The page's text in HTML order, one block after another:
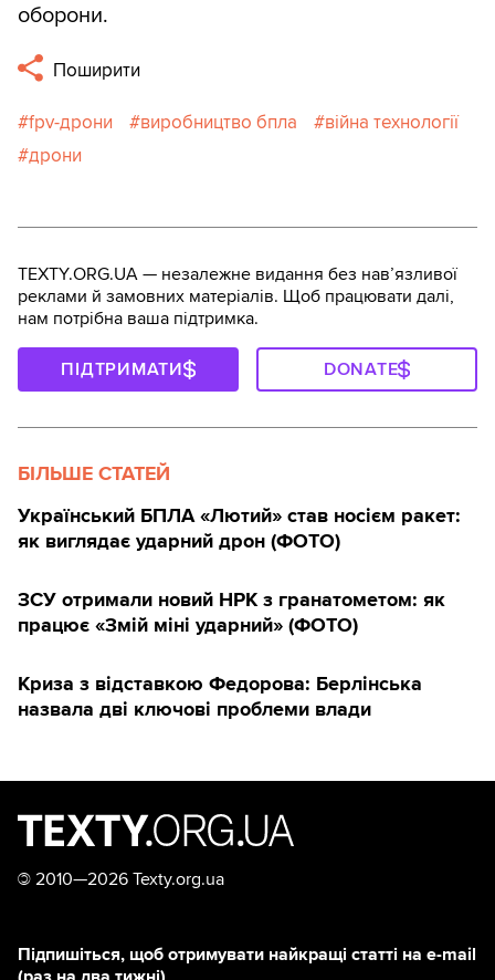
оборони.
Поширити
fpv-дрони виробництво бпла
війна технології
дрони
TEXTY.ORG.UA — незалежне видання без навʼязливої
реклами й замовних матеріалів. Щоб працювати далі,
нам потрібна ваша підтримка.
ПІДТРИМАТИ DONATE
БІЛЬШЕ СТАТЕЙ
Український БПЛА «Лютий» став носієм ракет:
як виглядає ударний дрон (ФОТО)
ЗСУ отримали новий НРК з гранатометом: як
працює «Змій міні ударний» (ФОТО)
Криза з відставкою Федорова: Берлінська
назвала дві ключові проблеми влади
© 2010—2026 Texty.org.ua
Підпишіться, щоб отримувати найкращі статті на e-mail